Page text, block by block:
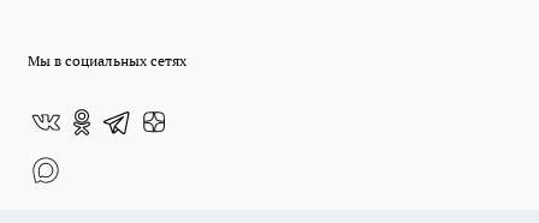
Мы в социальных сетях